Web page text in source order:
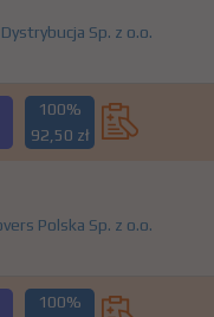
Dystrybucja Sp. z o.o.
100%
92,50 zł
Polska Sp. z o.o.
100%